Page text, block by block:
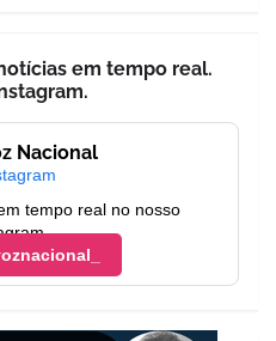
em tempo real.
Nacional
tempo real no nosso